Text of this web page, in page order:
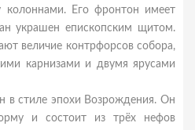
колоннами. Его фронтон имеет
украшен епископским щитом.
величие контрфорсов собора,
карнизами и двумя ярусами
в стиле эпохи Возрождения. Он
и состоит из трёх нефов